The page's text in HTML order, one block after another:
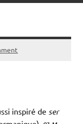
inspiré de ser